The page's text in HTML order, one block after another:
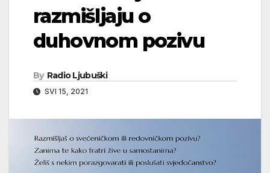
razmišljaju o
duhovnom pozivu
By Radio Ljubuški
SVI 15, 2021